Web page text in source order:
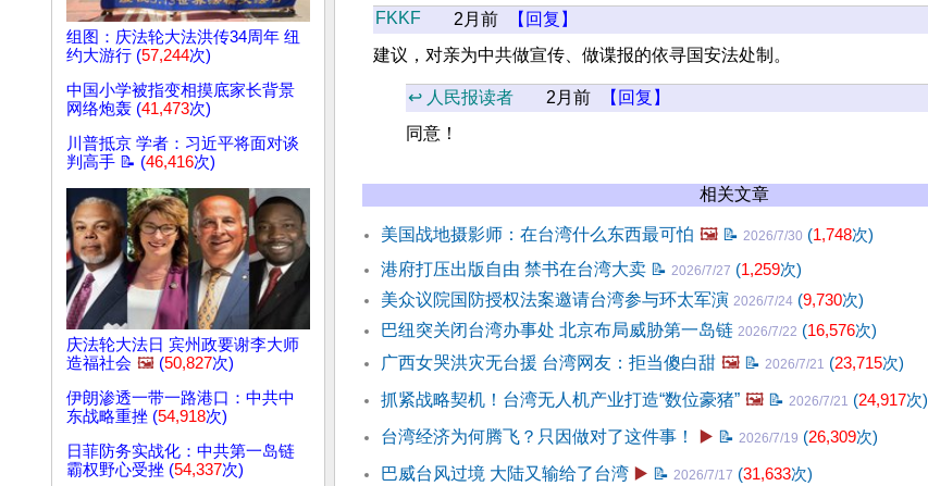
组图：庆法轮大法洪传34周年 纽
约大游行 (57,244次)
中国小学被指变相摸底家长背景
网络炮轰 (41,473次)
川普抵京 学者：习近平将面对谈
判高手 📝 (46,416次)
庆法轮大法日 宾州政要谢李大师
造福社会 🖼️ (50,827次)
伊朗渗透一带一路港口：中共中
东战略重挫 (54,918次)
日菲防务实战化：中共第一岛链
霸权野心受挫 (54,337次)
FKKF 2月前
【回复】
建议，对亲为中共做宣传、做谍报的依寻国安法处制。
↩️ 人民报读者 2月前
【回复】
同意！
相关文章
美国战地摄影师：在台湾什么东西最可怕 🖼️ 📝 2026/7/30 (1,748次)
港府打压出版自由 禁书在台湾大卖 📝 2026/7/27 (1,259次)
美众议院国防授权法案邀请台湾参与环太军演 2026/7/24 (9,730次)
巴纽突关闭台湾办事处 北京布局威胁第一岛链 2026/7/22 (16,576次)
广西女哭洪灾无台援 台湾网友：拒当傻白甜 🖼️ 📝 2026/7/21 (23,715次)
抓紧战略契机！台湾无人机产业打造“数位豪猪” 🖼️ 📝 2026/7/21 (24,917次)
台湾经济为何腾飞？只因做对了这件事！
▶️ 📝 2026/7/19 (26,309次)
巴威台风过境 大陆又输给了台湾 ▶️ 📝 2026/7/17 (31,633次)